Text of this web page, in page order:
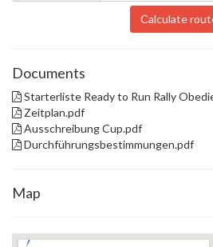
Calculate
Documents
Starterliste Ready to Run Rally
Zeitplan.pdf
Ausschreibung Cup.pdf
Durchführungsbestimmungen.pdf
Map